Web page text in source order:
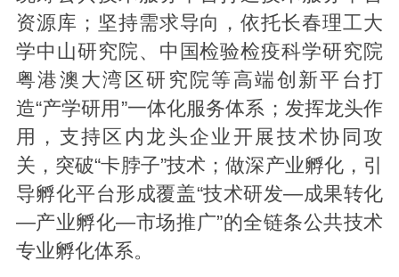
资源库；坚持需求导向，依托长春理工大
学中山研究院、中国检验检疫科学研究院
粤港澳大湾区研究院等高端创新平台打
造“产学研用”一体化服务体系；发挥龙头作
用，支持区内龙头企业开展技术协同攻
关，突破“卡脖子”技术；做深产业孵化，引
导孵化平台形成覆盖“技术研发—成果转化
—产业孵化—市场推广”的全链条公共技术
专业孵化体系。